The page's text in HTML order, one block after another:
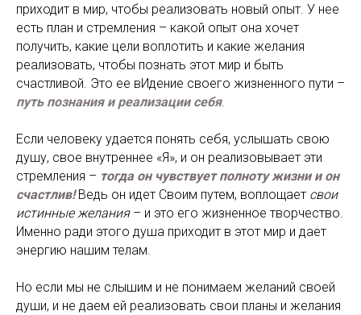
приходит в мир, чтобы реализовать новый опыт. У нее
есть план и стремления – какой опыт она хочет
получить, какие цели воплотить и какие желания
реализовать, чтобы познать этот мир и быть
счастливой. Это ее вИдение своего жизненного пути –
путь познания и реализации себя.
Если человеку удается понять себя, услышать свою
душу, свое внутреннее «Я», и он реализовывает эти
стремления – тогда он чувствует полноту жизни и он
счастлив! Ведь он идет Своим путем, воплощает свои
истинные желания– и это его жизненное творчество.
Именно ради этого душа приходит в этот мир и дает
энергию нашим телам.
Но если мы не слышим и не понимаем желаний своей
души, и не даем ей реализовать свои планы и желания